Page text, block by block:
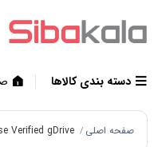
دسته بندی کالاها
صفحه اصلی /
Verified gDrive